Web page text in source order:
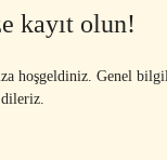
kayıt olun!
hoşgeldiniz. Genel